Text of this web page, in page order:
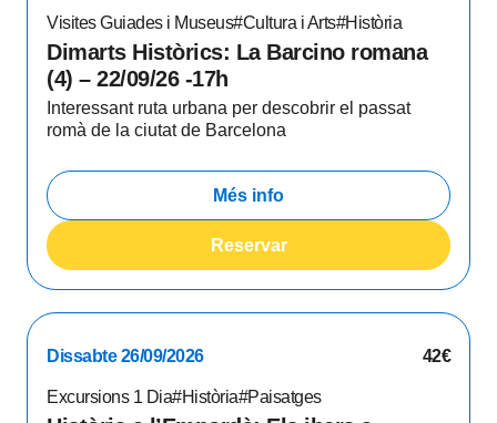
Visites Guiades i Museus#Cultura i Arts#Història
Dimarts Històrics: La Barcino romana
(4) – 22/09/26 -17h
Interessant ruta urbana per descobrir el passat
romà de la ciutat de Barcelona
Més info
Reservar
Dissabte 26/09/2026 42€
Excursions 1 Dia#Història#Paisatges